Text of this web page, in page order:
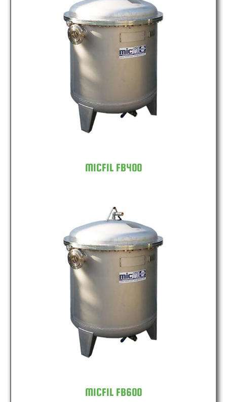
MICFIL FB400
MICFIL FB400
MICFIL FB600
MICFIL FB600